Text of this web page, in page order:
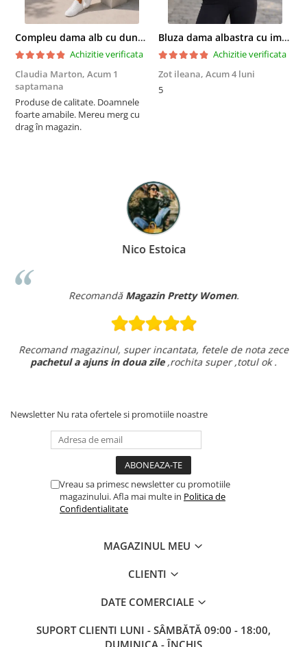
Compleu dama alb cu dungi laterale in nuante de verde si negru
Achizitie verificata
Claudia Marton, Acum 1
saptamana
Produse de calitate. Doamnele
foarte amabile. Mereu merg cu
drag în magazin.
Bluza dama albastra cu imprimeu trandafiri si snur la gat
Achizitie verificata
Zot ileana, Acum 4 luni
5
Nico Estoica
Recomandă Magazin Pretty Women.
Recomand magazinul, super incantata, fetele de nota zece
pachetul a ajuns in doua zile,rochita super ,totul ok .
Newsletter Nu rata ofertele si promotiile noastre
Vreau sa primesc newsletter cu promotiile
magazinului. Afla mai multe in Politica de
Confidentialitate
MAGAZINUL MEU
CLIENTI
DATE COMERCIALE
SUPORT CLIENTI LUNI - SÂMBĂTĂ 09:00 - 18:00,
DUMINICA - ÎNCHIS